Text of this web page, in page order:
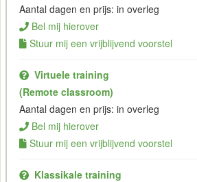
Aantal dagen en prijs: in overleg
Bel mij hierover
Stuur mij een vrijblijvend voorstel
Virtuele training
(Remote classroom)
Aantal dagen en prijs: in overleg
Bel mij hierover
Stuur mij een vrijblijvend voorstel
Klassikale training